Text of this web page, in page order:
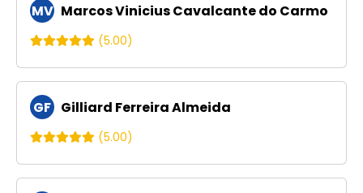
MV Marcos Vinicius Cavalcante do Carmo
(5.00)
GF Gilliard Ferreira Almeida
(5.00)